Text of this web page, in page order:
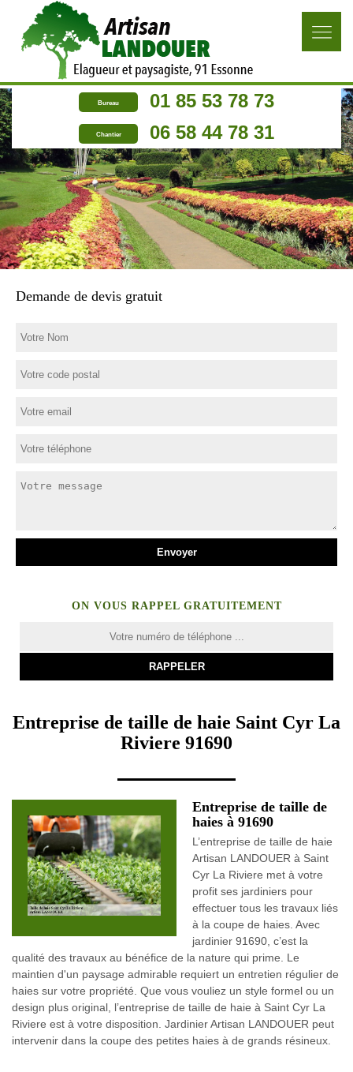
Bureau 01 85 53 78 73
Chantier 06 58 44 78 31
Demande de devis gratuit
ON VOUS RAPPEL GRATUITEMENT
Entreprise de taille de haie Saint Cyr La
Riviere 91690
Entreprise de taille de
haies à 91690
L’entreprise de taille de haie
Artisan LANDOUER à Saint
Cyr La Riviere met à votre
profit ses jardiniers pour
effectuer tous les travaux liés
à la coupe de haies. Avec
jardinier 91690, c’est la
qualité des travaux au bénéfice de la nature qui prime. Le
maintien d'un paysage admirable requiert un entretien régulier de
haies sur votre propriété. Que vous vouliez un style formel ou un
design plus original, l’entreprise de taille de haie à Saint Cyr La
Riviere est à votre disposition. Jardinier Artisan LANDOUER peut
intervenir dans la coupe des petites haies à de grands résineux.